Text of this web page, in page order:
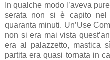
In qualche modo l’aveva
serata non si è capito nel
quaranta minuti. Un’Use
non si era mai vista
era al palazzetto, mastica
partita era quasi tornata in